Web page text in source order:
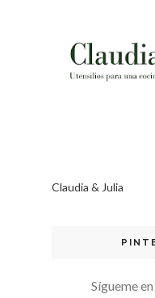
Claudia & Julia
Sígueme